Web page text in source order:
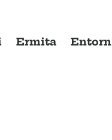
Ermita Entorn